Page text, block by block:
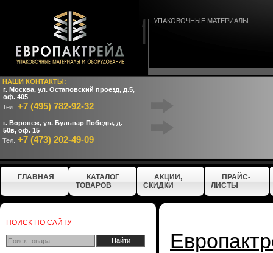
НАШИ КОНТАКТЫ:
г. Москва, ул. Остаповский проезд, д.5,
оф. 405
Тел. +7 (495) 782-92-32
г. Воронеж, ул. Бульвар Победы, д.
50в, оф. 15
Тел. +7 (473) 202-49-09
УПАКОВОЧНЫЕ МАТЕРИАЛЫ
ГЛАВНАЯ
КАТАЛОГ
ТОВАРОВ
АКЦИИ,
СКИДКИ
ПРАЙС-
ЛИСТЫ
ПОИСК ПО САЙТУ